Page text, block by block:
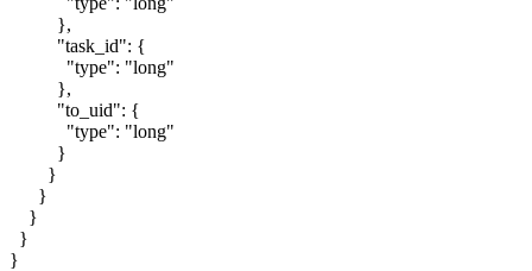
},
"task_id": {
"type": "long"
},
"to_uid": {
"type": "long"
}
}
}
}
}
}